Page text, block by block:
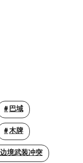
巴域
木牌
境武装冲突